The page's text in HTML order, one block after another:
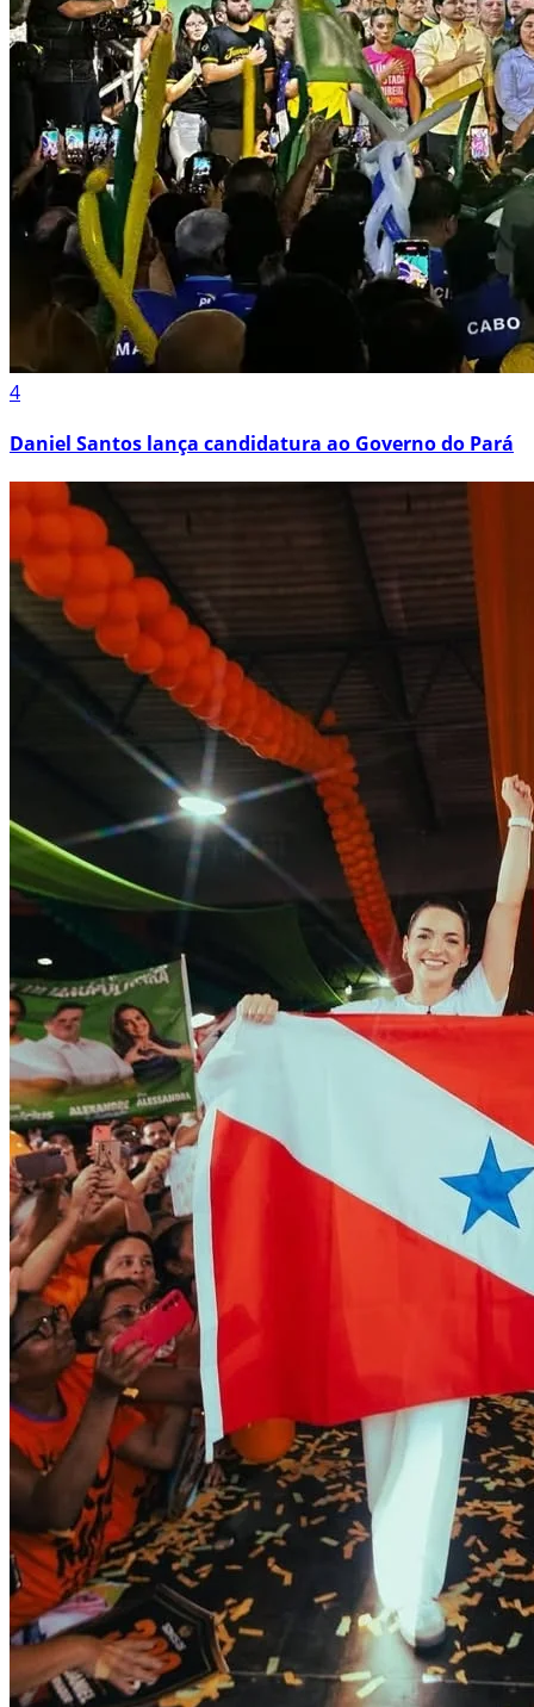
4
Daniel Santos lança candidatura ao Governo do Pará